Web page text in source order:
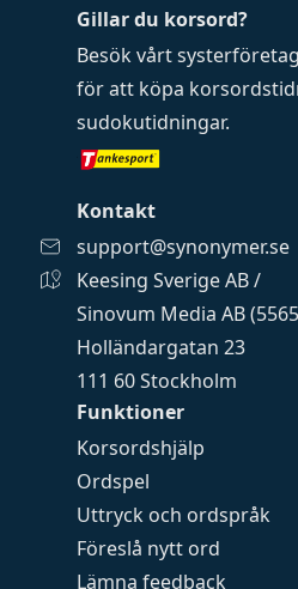
Funktioner
Korsordshjälp
Ordspel
Uttryck och ordspråk
Föreslå nytt ord
Lämna feedback
Gillar du korsord?
Besök vårt systerföretag
för att köpa
sudokutidningar.
Kontakt
support@synonymer.se
Keesing Sverige AB /
Sinovum Media AB
Holländargatan 23
111 60 Stockholm